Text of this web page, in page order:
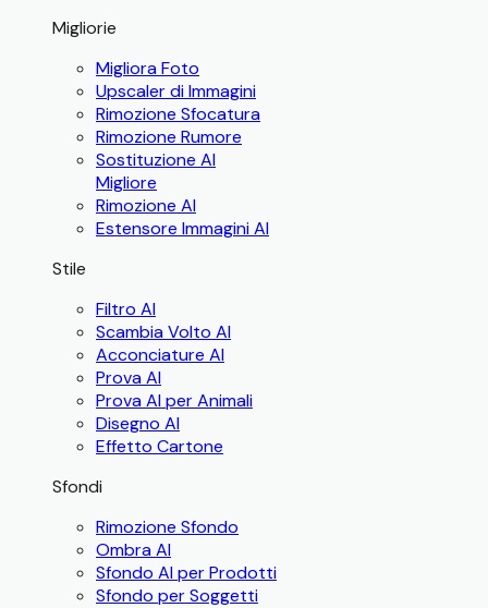
Migliorie
Migliora Foto
Upscaler di Immagini
Rimozione Sfocatura
Rimozione Rumore
Sostituzione AI
Migliore
Rimozione AI
Estensore Immagini AI
Stile
Filtro AI
Scambia Volto AI
Acconciature AI
Prova AI
Prova AI per Animali
Disegno AI
Effetto Cartone
Sfondi
Rimozione Sfondo
Ombra AI
Sfondo AI per Prodotti
Sfondo per Soggetti